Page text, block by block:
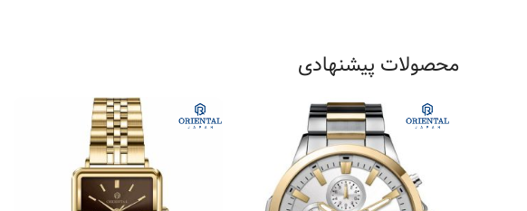
محصولات پیشنهادی